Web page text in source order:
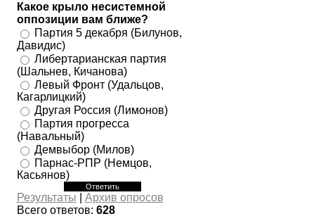
Какое крыло несистемной
оппозиции вам ближе?
Партия 5 декабря (Билунов,
Давидис)
Либертарианская партия
(Шальнев, Кичанова)
Левый Фронт (Удальцов,
Кагарлицкий)
Другая Россия (Лимонов)
Партия прогресса
(Навальный)
Демвыбор (Милов)
Парнас-РПР (Немцов,
Касьянов)
Результаты
Архив опросов
Всего ответов: 628